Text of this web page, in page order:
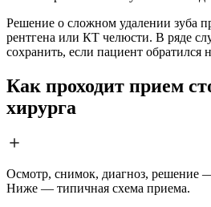
Решение о сложном удалении зуба
рентгена или КТ челюсти. В ряде
сохранить, если пациент обратился
Как проходит прием
хирурга
Осмотр, снимок, диагноз, решение
Ниже — типичная схема приема.